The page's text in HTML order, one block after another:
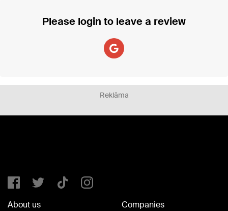
Please login to leave a review
Reklāma
About us
Companies